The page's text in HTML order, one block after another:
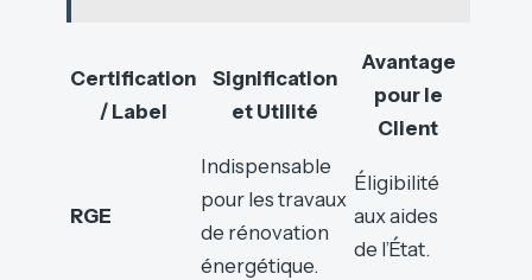
Certification
/ Label
Signification
et Utilité
Avantage
pour le
Client
RGE
Indispensable
pour les travaux
de rénovation
énergétique.
Éligibilité
aux aides
de l’État.